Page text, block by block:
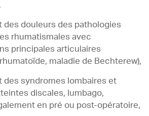
des douleurs des pathologies
rhumatismales avec
principales articulaires
maladie de Bechterew),
des syndromes lombaires et
discales, lumbago,
en pré ou post-opératoire,